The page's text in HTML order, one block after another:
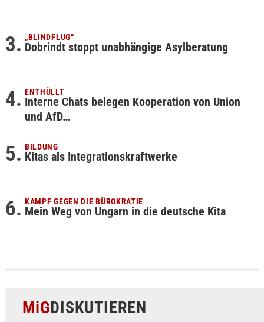
„BLINDFLUG“
Dobrindt stoppt unabhängige Asylberatung
ENTHÜLLT
Interne Chats belegen Kooperation von Union
und AfD…
BILDUNG
Kitas als Integrationskraftwerke
KAMPF GEGEN DIE BÜROKRATIE
Mein Weg von Ungarn in die deutsche Kita
MiGDISKUTIEREN